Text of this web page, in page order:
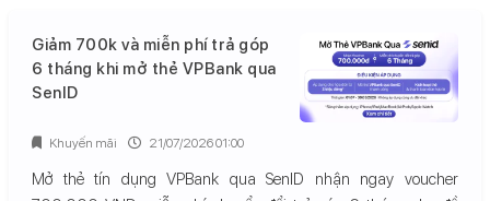
Giảm 700k và miễn phí trả góp
6 tháng khi mở thẻ VPBank qua
SenID
Mở thẻ tín dụng VPBank qua SenID nhận ngay voucher
Khuyến mãi 21/07/2026 01:00